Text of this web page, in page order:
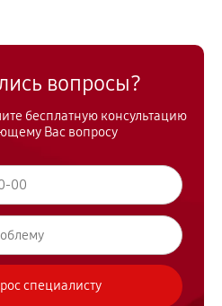
вопросы?
бесплатную консультацию
Вас вопросу